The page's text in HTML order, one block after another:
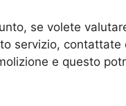
se volete
servizio, contattate
e questo